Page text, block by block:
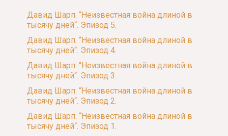
Давид Шарп. “Неизвестная война длиной в
тысячу дней“. Эпизод 5.
Давид Шарп. “Неизвестная война длиной в
тысячу дней“. Эпизод 4.
Давид Шарп. “Неизвестная война длиной в
тысячу дней“. Эпизод 3.
Давид Шарп. “Неизвестная война длиной в
тысячу дней“. Эпизод 2.
Давид Шарп. “Неизвестная война длиной в
тысячу дней“. Эпизод 1.